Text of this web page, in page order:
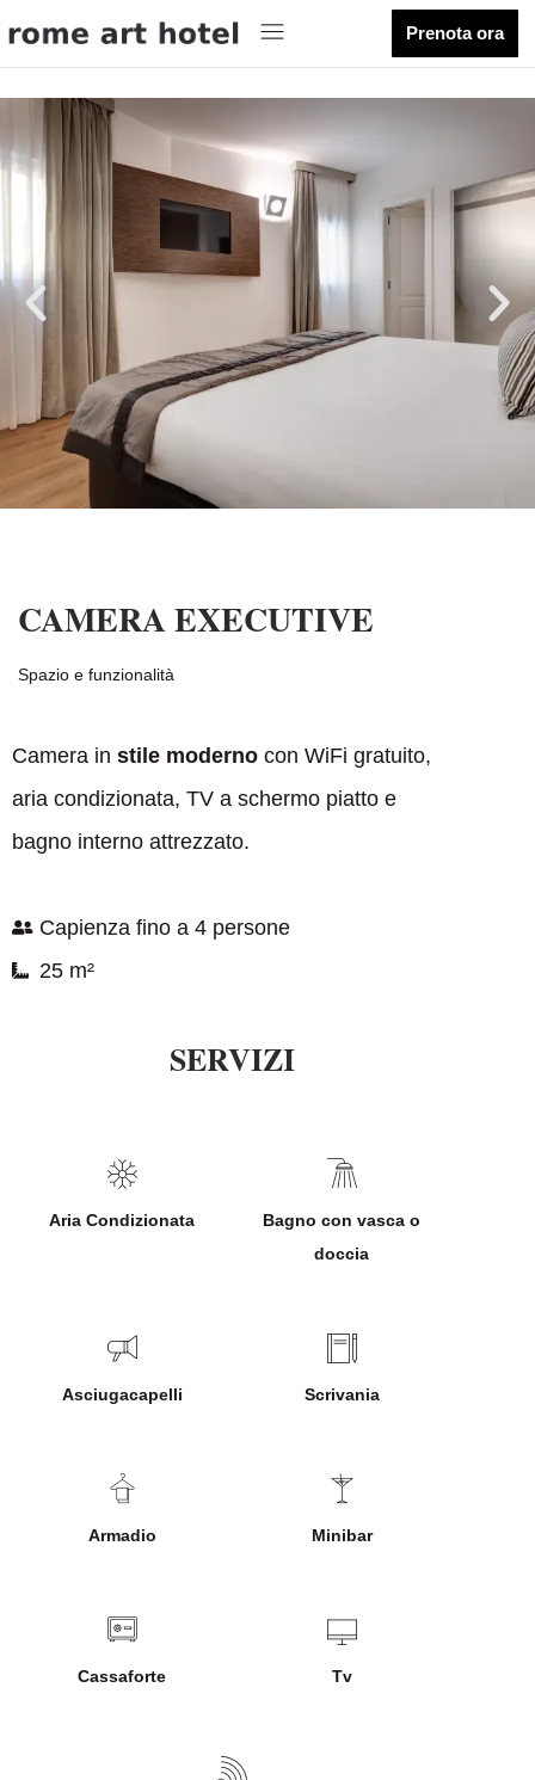
Prenota ora
CAMERA EXECUTIVE
Spazio e funzionalità
Camera in stile moderno con WiFi gratuito,
aria condizionata, TV a schermo piatto e
bagno interno attrezzato.
Capienza fino a 4 persone
25 m²
SERVIZI
Aria Condizionata
Bagno con vasca o
doccia
Asciugacapelli Scrivania
Armadio Minibar
Cassaforte Tv